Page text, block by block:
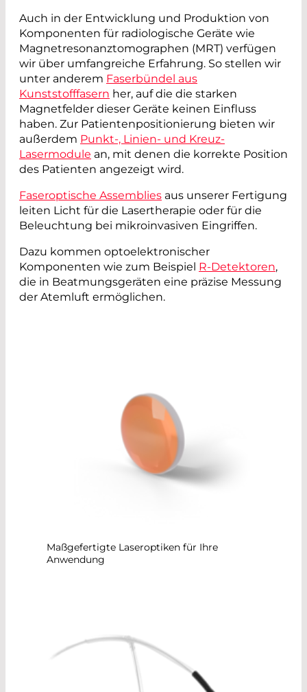
Auch in der Entwicklung und Produktion von
Komponenten für radiologische Geräte wie
Magnetresonanztomographen (MRT) verfügen
wir über umfangreiche Erfahrung. So stellen wir
unter anderem Faserbündel aus
Kunststofffasern her, auf die die starken
Magnetfelder dieser Geräte keinen Einfluss
haben. Zur Patientenpositionierung bieten wir
außerdem Punkt-, Linien- und Kreuz-
Lasermodule an, mit denen die korrekte Position
des Patienten angezeigt wird.
Faseroptische Assemblies aus unserer Fertigung
leiten Licht für die Lasertherapie oder für die
Beleuchtung bei mikroinvasiven Eingriffen.
Dazu kommen optoelektronischer
Komponenten wie zum Beispiel R-Detektoren,
die in Beatmungsgeräten eine präzise Messung
der Atemluft ermöglichen.
Maßgefertigte Laseroptiken für Ihre
Anwendung